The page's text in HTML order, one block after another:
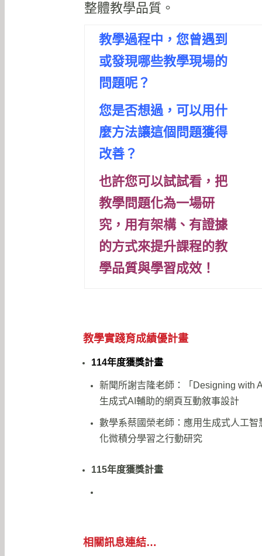
整體教學品質。
教學過程中，您曾遇到
或發現哪些教學現場的
問題呢？
您是否想過，可以用什
麼方法讓這個問題獲得
改善？
也許您可以試試看，把
教學問題化為一場研
究， 用有架構、有證據
的方式來提升課程的教
學品質與學習成效！
教學實踐育成績優計畫
114年度獲獎計畫
新聞所謝吉隆老師：「Designing with
⽣成式AI輔助的網⾴互動敘事設計
數學系蔡國榮老師：應用生成式人工智
化微積分學習之行動研究
115年度獲獎計畫
相關訊息連結…